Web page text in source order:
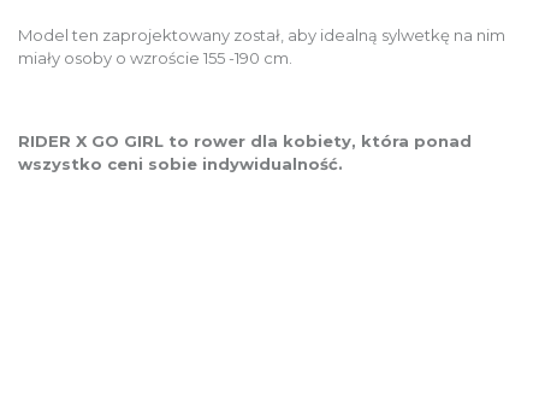
Model ten zaprojektowany został, aby idealną sylwetkę na nim
miały osoby o wzroście 155 -190 cm.
RIDER X GO GIRL to rower dla kobiety, która ponad
wszystko ceni sobie indywidualność.